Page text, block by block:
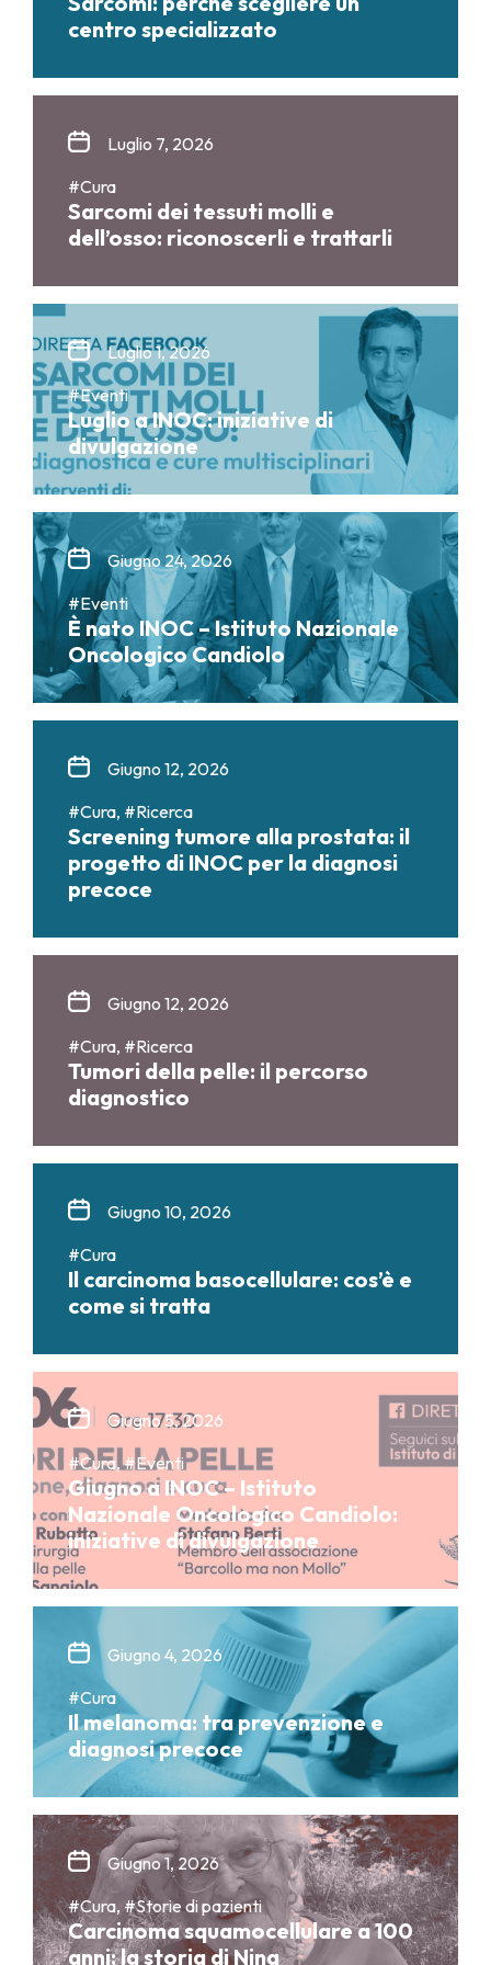
centro specializzato
Luglio 7, 2026
#Cura
Sarcomi dei tessuti molli e
dell’osso: riconoscerli e trattarli
Luglio 1, 2026
#Eventi
Luglio a INOC: iniziative di
divulgazione
Giugno 24, 2026
#Eventi
È nato INOC – Istituto Nazionale
Oncologico Candiolo
Giugno 12, 2026
#Cura, #Ricerca
Screening tumore alla prostata: il
progetto di INOC per la diagnosi
precoce
Giugno 12, 2026
#Cura, #Ricerca
Tumori della pelle: il percorso
diagnostico
Giugno 10, 2026
#Cura
Il carcinoma basocellulare: cos’è e
come si tratta
Giugno 5, 2026
#Cura, #Eventi
Giugno a INOC – Istituto
Nazionale Oncologico Candiolo:
iniziative di divulgazione
Giugno 4, 2026
#Cura
Il melanoma: tra prevenzione e
diagnosi precoce
Giugno 1, 2026
#Cura, #Storie di pazienti
Carcinoma squamocellulare a 100
anni: la storia di Nina